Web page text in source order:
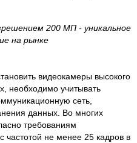
200 МП - уникальное
на рынке
видеокамеры высокого
необходимо учитывать
сеть,
данных. Во многих
требованиям
частотой не менее 25 кадров в